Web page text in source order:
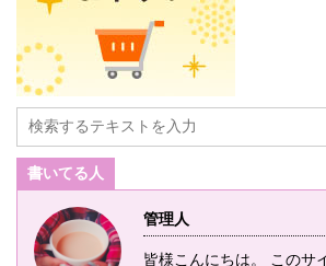
書いてる人
管理人
皆様こんにちは。 このサ